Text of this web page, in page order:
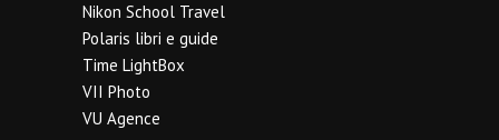
Nikon School Travel
Polaris libri e guide
Time LightBox
VII Photo
VU Agence